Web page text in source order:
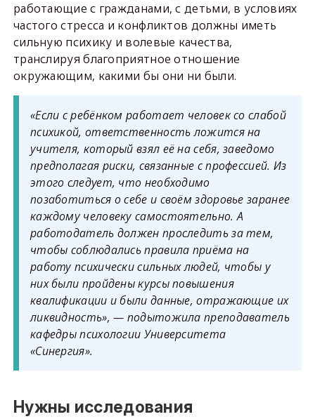
работающие с гражданами, с детьми, в условиях
частого стресса и конфликтов должны иметь
сильную психику и волевые качества,
транслируя благоприятное отношение
окружающим, какими бы они ни были.
«Если с ребёнком работает человек со слабой
психикой, ответственность ложится на
учителя, который взял её на себя, заведомо
предполагая риски, связанные с профессией. Из
этого следует, что необходимо
позаботиться о себе и своём здоровье заранее
каждому человеку самостоятельно. А
работодатель должен проследить за тем,
чтобы соблюдались правила приёма на
работу психически сильных людей, чтобы у
них были пройдены курсы повышения
квалификации и были данные, отражающие их
ликвидность», — подытожила преподаватель
кафедры психологии Университета
«Синергия».
Нужны исследования